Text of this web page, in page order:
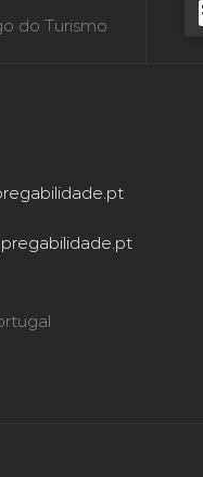
do Turismo